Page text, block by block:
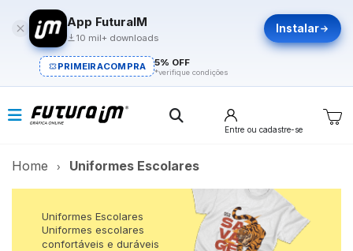
App FuturaIM
10 mil+ downloads
Instalar
PRIMEIRACOMPRA 5% OFF
*verifique condições
Entre ou cadastre-se
Home Uniformes Escolares
Uniformes Escolares
Uniformes escolares
confortáveis e duráveis